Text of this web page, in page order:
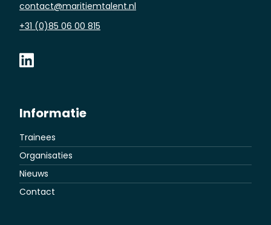
Informatie
Trainees
Organisaties
Nieuws
Contact
contact@maritiemtalent.nl
+31 (0)85 06 00 815